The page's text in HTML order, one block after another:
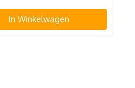
In Winkelwagen